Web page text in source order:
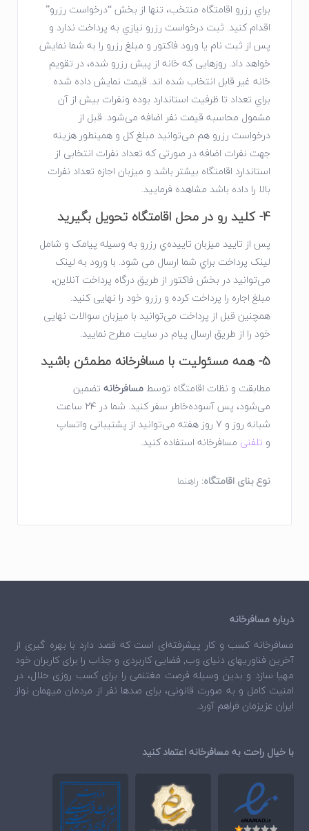
ﺑﺮاي رزرو اقامتگاه ﻣﻨﺘﺨﺐ، ﺗﻨﻬﺎ از ﺑﺨﺶ “درﺧﻮاﺳﺖ رزرو”
اقدام ﮐﻨﯿﺪ. ﺛﺒﺖ درﺧﻮاﺳﺖ رزرو ﻧﯿﺎزي ﺑﻪ ﭘﺮداﺧﺖ ﻧﺪارد و
ﭘﺲ از ﺛﺒﺖ ﻧﺎم ﯾﺎ ورود ﻓﺎﮐﺘﻮر و ﻣﺒﻠﻎ رزرو را ﺑﻪ ﺷﻤﺎ ﻧﻤﺎﯾﺶ
ﺧﻮاﻫﺪ داد. روزﻫﺎﯾﯽ ﮐﻪ ﺧﺎﻧﻪ از ﭘﯿﺶ رزرو ﺷﺪه، در ﺗﻘﻮﯾﻢ
ﺧﺎﻧﻪ ﻏﯿﺮ ﻗﺎﺑﻞ اﻧﺘﺨﺎب ﺷﺪه اﻧﺪ. ﻗﯿﻤﺖ ﻧﻤﺎﯾﺶ داده ﺷﺪه
ﺑﺮاي ﺗﻌﺪاد ﺗﺎ ﻇﺮﻓﯿﺖ اﺳﺘﺎﻧﺪارد ﺑﻮده وﻧﻔﺮات ﺑﯿﺶ از آن
ﻣﺸﻤﻮل ﻣﺤﺎﺳﺒﻪ ﻗﯿﻤﺖ ﻧﻔﺮ اﺿﺎﻓﻪ می‌شود. قبل از
درخواست رزرو هم می‌توانید مبلغ کل و همینطور هزینه
جهت نفرات اضافه در صورتی که تعداد نفرات انتخابی از
استاندارد اقامتگاه بیشتر باشد و میزبان اجازه تعداد نفرات
بالا را داده باشد مشاهده فرمایید.
4- کلید رو در محل اقامتگاه تحویل بگیرید
پس از تایید میزبان ﺗﺎﯾﯿﺪه‌ي رزرو ﺑﻪ وﺳﯿﻠﻪ ﭘﯿﺎﻣﮏ و ﺷﺎﻣﻞ
ﻟﯿﻨﮏ ﭘﺮداﺧﺖ ﺑﺮاي ﺷﻤﺎ ارﺳﺎل ﻣﯽ ﺷﻮد. ﺑﺎ ورود ﺑﻪ ﻟﯿﻨﮏ
می‌توانید در ﺑﺨﺶ ﻓﺎﮐﺘﻮر از ﻃﺮﯾﻖ درﮔﺎه ﭘﺮداﺧﺖ آﻧﻼﯾﻦ،
مبلغ اجاره را ﭘﺮداﺧﺖ ﮐﺮده و رزرو ﺧﻮد را ﻧﻬﺎﯾﯽ ﮐﻨﯿﺪ.
ﻫﻤﭽﻨﯿﻦ ﻗﺒﻞ از ﭘﺮداﺧﺖ می‌توانید ﺑﺎ ﻣﯿﺰﺑﺎن ﺳﻮاﻻت ﻧﻬﺎﯾﯽ
ﺧﻮد را از طریق ارسال پیام در سایت ﻣﻄﺮح ﻧﻤﺎﯾﯿﺪ.
5- همه مسئولیت با مسافرخانه مطمئن باشید
مطابقت و نظات اقامتگاه توسط مسافرخانه تضمین
می‌شود، پس آسوده‌خاطر سفر کنید. شما در ۲۴ ساعت
شبانه‌ روز و 7 روز هفته می‌توانید از پشتیبانی واتساپ
و تلفنی مسافرخانه استفاده کنید.
نوع بنای اقامتگاه: راهنما
درباره مسافرخانه
مسافرخانه کسب و کار پیشرفته‌ای است که قصد دارد با بهره گیری از
آخرین فناوریهای دنیای وب, فضایی کاربردی و جذاب را برای کاربران خود
مهیا سازد و بدین وسیله فرصت مغتنمی را برای کسب روزی حلال، در
امنیت کامل و به صورت قانونی، برای صدها نفر از مردمان میهمان نواز
ایران عزیزمان فراهم آورد.
با خیال راحت به مسافرخانه اعتماد کنید